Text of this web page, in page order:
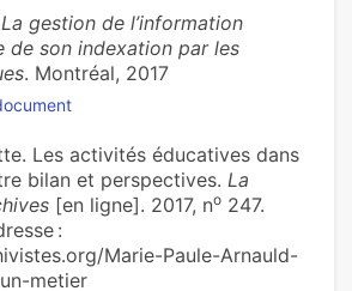
La gestion de l’information
de son indexation par les
. Montréal, 2017
Les acti­vi­tés éducatives dans
bilan et pers­pec­ti­ves. La
[en ligne]. 2017, no 247.
:
Marie-Paule-Arnauld-
metier